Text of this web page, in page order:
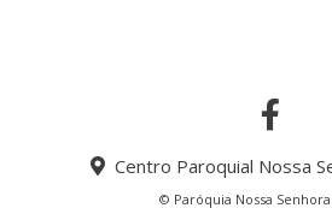
Centro Paroquial Nossa
© Paróquia Nossa